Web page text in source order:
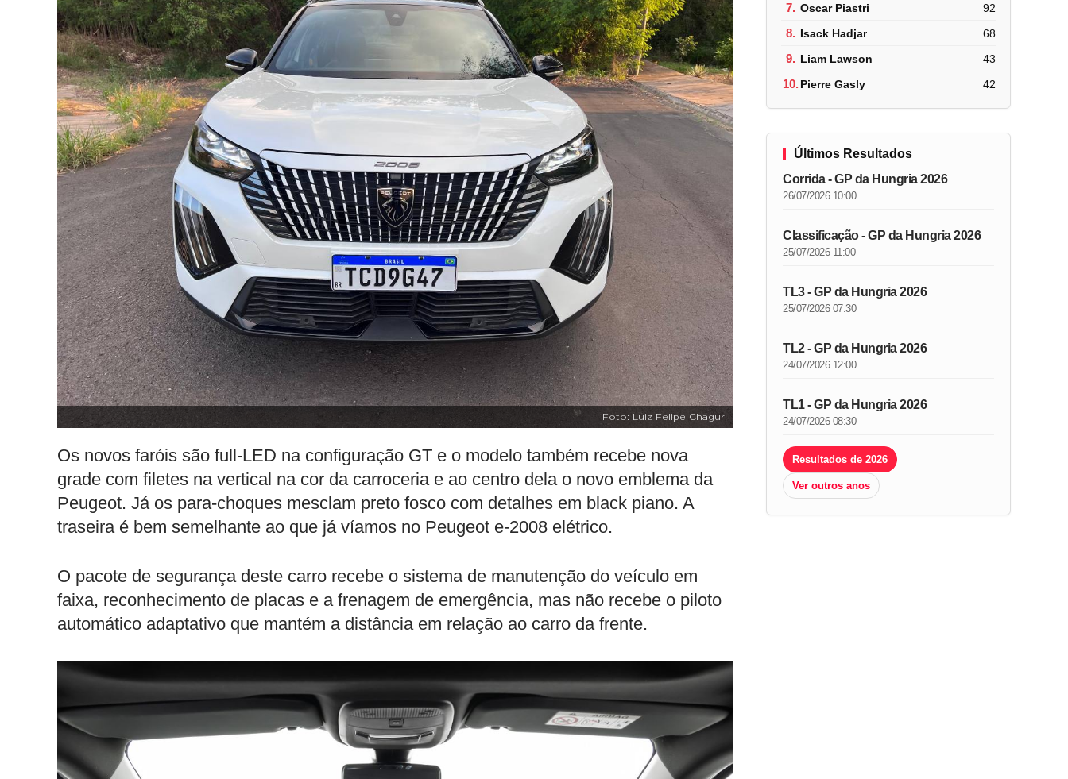
Foto: Luiz Felipe Chaguri
Os novos faróis são full-LED na configuração GT e o modelo também recebe nova
grade com filetes na vertical na cor da carroceria e ao centro dela o novo emblema da
Peugeot. Já os para-choques mesclam preto fosco com detalhes em black piano. A
traseira é bem semelhante ao que já víamos no Peugeot e-2008 elétrico.
O pacote de segurança deste carro recebe o sistema de manutenção do veículo em
faixa, reconhecimento de placas e a frenagem de emergência, mas não recebe o piloto
automático adaptativo que mantém a distância em relação ao carro da frente.
7. Oscar Piastri 92
8. Isack Hadjar 68
9. Liam Lawson 43
10.Pierre Gasly 42
Últimos Resultados
Corrida - GP da Hungria 2026
26/07/2026 10:00
Classificação - GP da Hungria 2026
25/07/2026 11:00
TL3 - GP da Hungria 2026
25/07/2026 07:30
TL2 - GP da Hungria 2026
24/07/2026 12:00
TL1 - GP da Hungria 2026
24/07/2026 08:30
Resultados de 2026
Ver outros anos